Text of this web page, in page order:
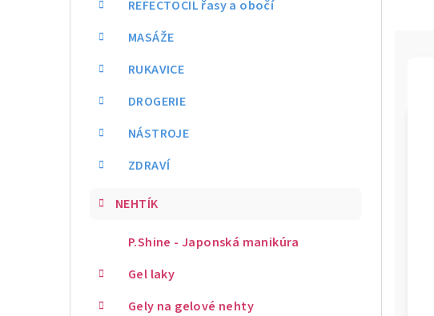
REFECTOCIL řasy a obočí
MASÁŽE
RUKAVICE
DROGERIE
NÁSTROJE
ZDRAVÍ
NEHTÍK
P.Shine - Japonská manikúra
Gel laky
Gely na gelové nehty